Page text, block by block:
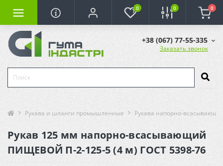
0 0 0
+38 (067) 77-55-335
Заказать звонок
Рукава и шланги промышленные Рукава напорно-
Рукав 125 мм напорно-всасывающий
ПИЩЕВОЙ П-2-125-5 (4 м) ГОСТ 5398-76